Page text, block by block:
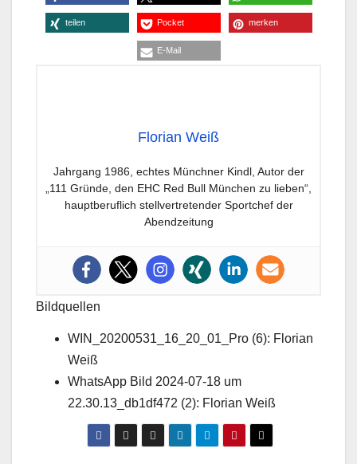
teilen Pocket merken
E-Mail
Florian Weiß
Jahrgang 1986, echtes Münchner Kindl, Autor der
„111 Gründe, den EHC Red Bull München zu lieben“,
hauptberuflich stellvertretender Sportchef der
Abendzeitung
Bildquellen
WIN_20200531_16_20_01_Pro (6): Florian
Weiß
WhatsApp Bild 2024-07-18 um
22.30.13_db1df472 (2): Florian Weiß